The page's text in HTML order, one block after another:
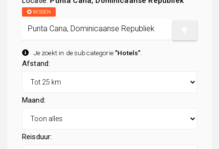
WISSEN
Je zoekt in de subcategorie "Hotels"
Afstand:
Maand:
Reisduur: